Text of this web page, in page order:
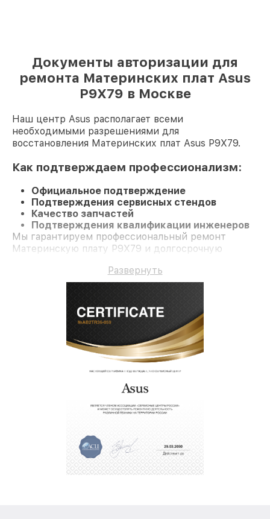
Документы авторизации для
ремонта Материнских плат Asus
P9X79 в Москве
Наш центр Asus располагает всеми
необходимыми разрешениями для
восстановления Материнских плат Asus P9X79.
Как подтверждаем профессионализм:
Официальное подтверждение
Подтверждения сервисных стендов
Качество запчастей
Подтверждения квалификации инженеров
Мы гарантируем профессиональный ремонт
Материнскую плату P9X79 и долгосрочную
Развернуть